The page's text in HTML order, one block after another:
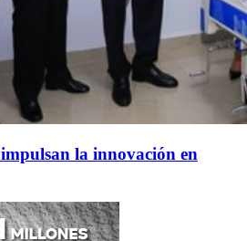
la innovación en